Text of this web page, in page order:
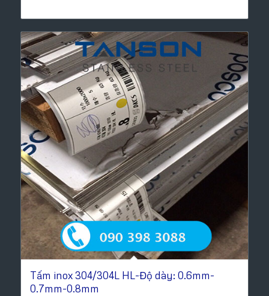
Tấm inox 304/304L HL-Độ dày: 0.6mm-
0.7mm-0.8mm